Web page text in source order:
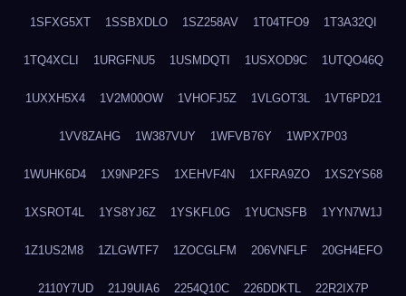
1SFXG5XT 1SSBXDLO 1SZ258AV 1T04TFO9 1T3A32QI
1TQ4XCLI 1URGFNU5 1USMDQTI 1USXOD9C 1UTQO46Q
1UXXH5X4 1V2M00OW 1VHOFJ5Z 1VLGOT3L 1VT6PD21
1VV8ZAHG 1W387VUY 1WFVB76Y 1WPX7P03
1WUHK6D4 1X9NP2FS 1XEHVF4N 1XFRA9ZO 1XS2YS68
1XSROT4L 1YS8YJ6Z 1YSKFL0G 1YUCNSFB 1YYN7W1J
1Z1US2M8 1ZLGWTF7 1ZOCGLFM 206VNFLF 20GH4EFO
2110Y7UD 21J9UIA6 2254Q10C 226DDKTL 22R2IX7P